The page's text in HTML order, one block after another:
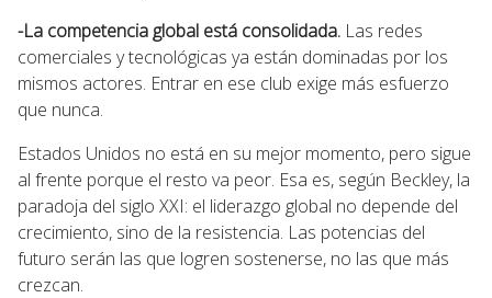
-La competencia global está consolidada. Las redes
comerciales y tecnológicas ya están dominadas por los
mismos actores. Entrar en ese club exige más esfuerzo
que nunca.
Estados Unidos no está en su mejor momento, pero sigue
al frente porque el resto va peor. Esa es, según Beckley, la
paradoja del siglo XXI: el liderazgo global no depende del
crecimiento, sino de la resistencia. Las potencias del
futuro serán las que logren sostenerse, no las que más
crezcan.